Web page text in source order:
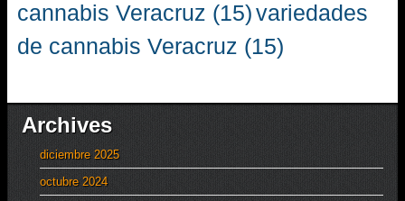
cannabis Veracruz (15)variedades
de cannabis Veracruz (15)
Archives
diciembre 2025
octubre 2024